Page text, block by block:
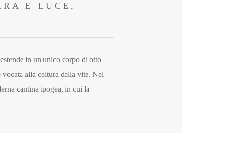
E LUCE,
in un unico corpo di otto
vocata alla coltura della vite. Nel
cantina ipogea, in cui la